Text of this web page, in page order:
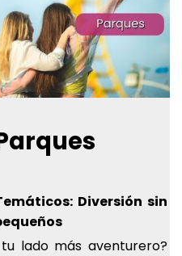
Diversión sin
lado más aventurero?